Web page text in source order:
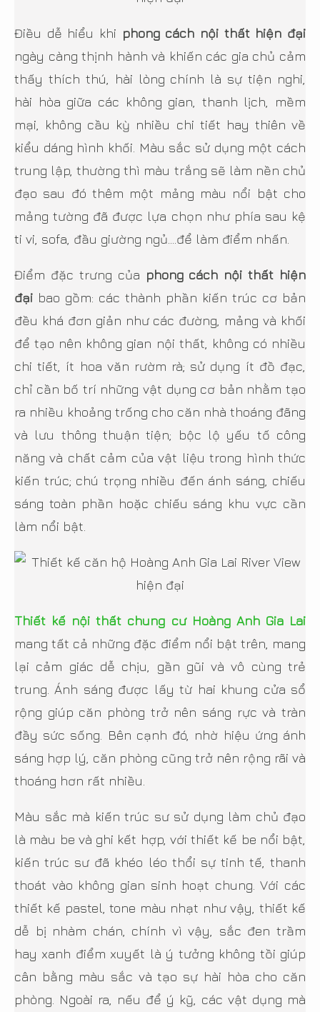
Điều dễ hiểu khi phong cách nội thất hiện đại
ngày càng thịnh hành và khiến các gia chủ cảm
thấy thích thú, hài lòng chính là sự tiện nghi,
hài hòa giữa các không gian, thanh lịch, mềm
mại, không cầu kỳ nhiều chi tiết hay thiên về
kiểu dáng hình khối. Màu sắc sử dụng một cách
trung lập, thường thì màu trắng sẽ làm nền chủ
đạo sau đó thêm một mảng màu nổi bật cho
mảng tường đã được lựa chọn như phía sau kệ
ti vi, sofa, đầu giường ngủ….để làm điểm nhấn.
Điểm đặc trưng của phong cách nội thất hiện
đại bao gồm: các thành phần kiến trúc cơ bản
đều khá đơn giản như các đường, mảng và khối
để tạo nên không gian nội thất, không có nhiều
chi tiết, ít hoa văn rườm rà; sử dụng ít đồ đạc,
chỉ cần bố trí những vật dụng cơ bản nhằm tạo
ra nhiều khoảng trống cho căn nhà thoáng đãng
và lưu thông thuận tiện; bộc lộ yếu tố công
năng và chất cảm của vật liệu trong hình thức
kiến trúc; chú trọng nhiều đến ánh sáng, chiếu
sáng toàn phần hoặc chiếu sáng khu vực cần
làm nổi bật.
Thiết kế nội thất chung cư Hoàng Anh Gia Lai
mang tất cả những đặc điểm nổi bật trên, mang
lại cảm giác dễ chịu, gần gũi và vô cùng trẻ
trung. Ánh sáng được lấy từ hai khung cửa sổ
rộng giúp căn phòng trở nên sáng rực và tràn
đầy sức sống. Bên cạnh đó, nhờ hiệu ứng ánh
sáng hợp lý, căn phòng cũng trở nên rộng rãi và
thoáng hơn rất nhiều.
Màu sắc mà kiến trúc sư sử dụng làm chủ đạo
là màu be và ghi kết hợp, với thiết kế be nổi bật,
kiến trúc sư đã khéo léo thổi sự tinh tế, thanh
thoát vào không gian sinh hoạt chung. Với các
thiết kế pastel, tone màu nhạt như vậy, thiết kế
dễ bị nhàm chán, chính vì vậy, sắc đen trầm
hay xanh điểm xuyết là ý tưởng không tồi giúp
cân bằng màu sắc và tạo sự hài hòa cho căn
phòng. Ngoài ra, nếu để ý kỹ, các vật dụng mà